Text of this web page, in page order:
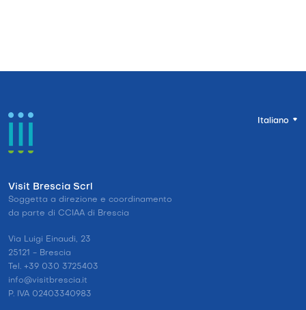
Italiano
Visit Brescia Scrl
Soggetta a direzione e coordinamento
da parte di CCIAA di Brescia
Via Luigi Einaudi, 23
25121 - Brescia
Tel. +39 030 3725403
info@visitbrescia.it
P. IVA 02403340983